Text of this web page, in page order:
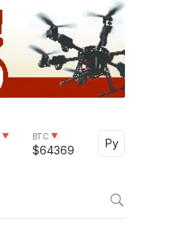
BTC
$64369
Ру
Select